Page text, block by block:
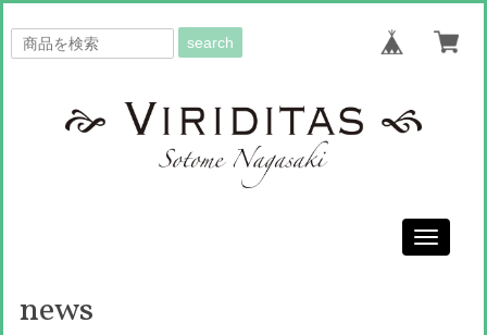
search
Toggle
news